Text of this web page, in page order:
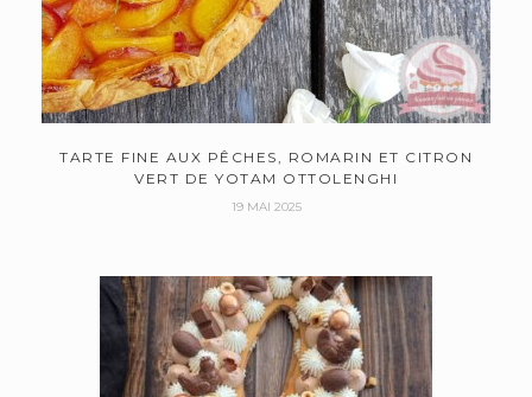
TARTE FINE AUX PÊCHES, ROMARIN ET CITRON
VERT DE YOTAM OTTOLENGHI
19 MAI 2025